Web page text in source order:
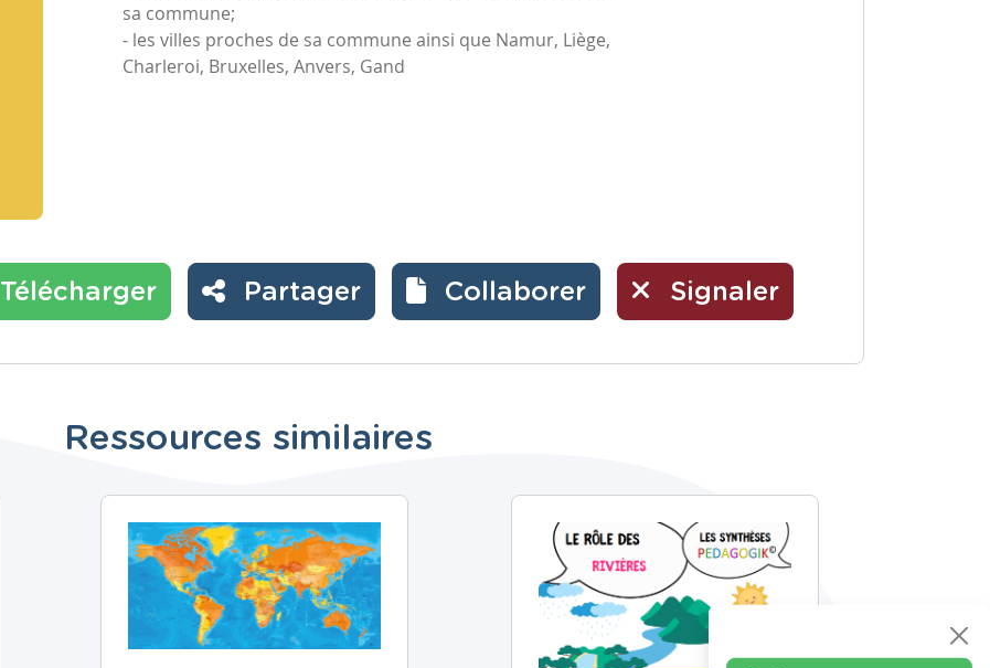
sa commune;
- les villes proches de sa commune ainsi que Namur, Liège,
Charleroi, Bruxelles, Anvers, Gand
Télécharger Partager Collaborer Signaler
Ressources similaires